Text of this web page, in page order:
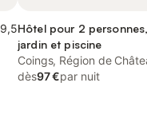
9,5Hôtel pour 2
jardin et piscine
Coings, Région de
dès97 €par nuit